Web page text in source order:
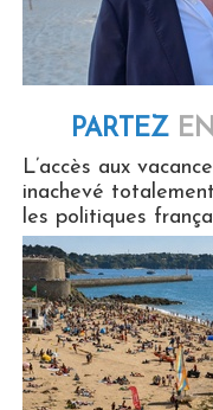
PARTEZ EN
L’accès aux
inachevé
les politiques